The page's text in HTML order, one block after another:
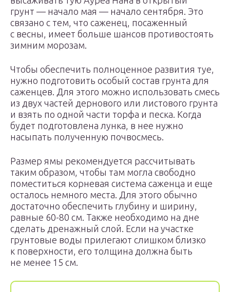
грунт — начало мая — начало сентября. Это
связано с тем, что саженец, посаженный
с весны, имеет больше шансов противостоять
зимним морозам.
Чтобы обеспечить полноценное развития туе,
нужно подготовить особый состав грунта для
саженцев. Для этого можно использовать смесь
из двух частей дернового или листового грунта
и взять по одной части торфа и песка. Когда
будет подготовлена лунка, в нее нужно
насыпать полученную почвосмесь.
Размер ямы рекомендуется рассчитывать
таким образом, чтобы там могла свободно
поместиться корневая система саженца и еще
осталось немного места. Для этого обычно
достаточно обеспечить глубину и ширину,
равные 60-80 см. Также необходимо на дне
сделать дренажный слой. Если на участке
грунтовые воды прилегают слишком близко
к поверхности, его толщина должна быть
не менее 15 см.